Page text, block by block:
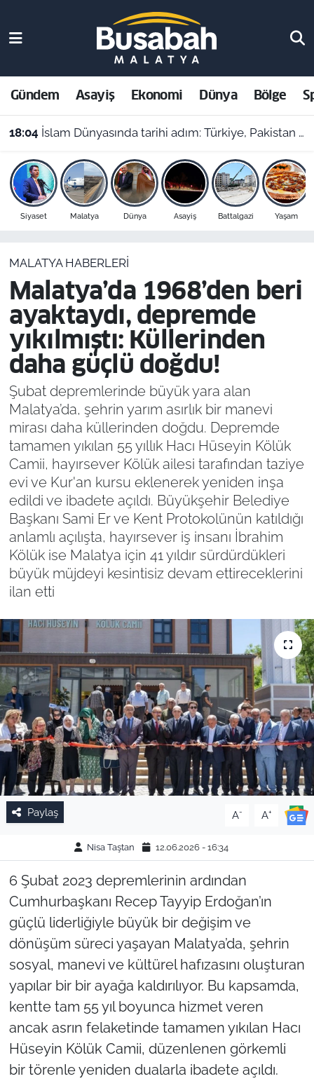
Gündem Asayiş Ekonomi Dünya Bölge
18:04 İslam Dünyasında tarihi adım: Türkiye, Pakistan ve Suudi Arabistan'dan Ortak Savunma Anlaşması!
Siyaset Malatya Dünya Asayiş Battalgazi Yaşam
MALATYA HABERLERI
Malatya’da 1968’den beri
ayaktaydı, depremde
yıkılmıştı: Küllerinden
daha güçlü doğdu!
Şubat depremlerinde büyük yara alan
Malatya’da, şehrin yarım asırlık bir manevi
mirası daha küllerinden doğdu. Depremde
tamamen yıkılan 55 yıllık Hacı Hüseyin Kölük
Camii, hayırsever Kölük ailesi tarafından taziye
evi ve Kur'an kursu eklenerek yeniden inşa
edildi ve ibadete açıldı. Büyükşehir Belediye
Başkanı Sami Er ve Kent Protokolünün katıldığı
anlamlı açılışta, hayırsever iş insanı İbrahim
Kölük ise Malatya için 41 yıldır sürdürdükleri
büyük müjdeyi kesintisiz devam ettireceklerini
ilan etti
Paylaş A- A+
Nisa Taştan 12.06.2026 - 16:34
6 Şubat 2023 depremlerinin ardından
Cumhurbaşkanı Recep Tayyip Erdoğan’ın
güçlü liderliğiyle büyük bir değişim ve
dönüşüm süreci yaşayan Malatya’da, şehrin
sosyal, manevi ve kültürel hafızasını oluşturan
yapılar bir bir ayağa kaldırılıyor. Bu kapsamda,
kentte tam 55 yıl boyunca hizmet veren
ancak asrın felaketinde tamamen yıkılan Hacı
Hüseyin Kölük Camii, düzenlenen görkemli
bir törenle yeniden dualarla ibadete açıldı.
Asayiş
Ekonomi
Dünya
Bölge
Resmi İlanlar
Malatya Nöbetçi Eczaneler
Malatya Hava Durumu
Malatya Namaz Vakitleri
Malatya Trafik Yoğunluk Haritası
Süper Lig Puan Durumu ve Fikstür
Son Dakika Haberleri
Haber Arşivi